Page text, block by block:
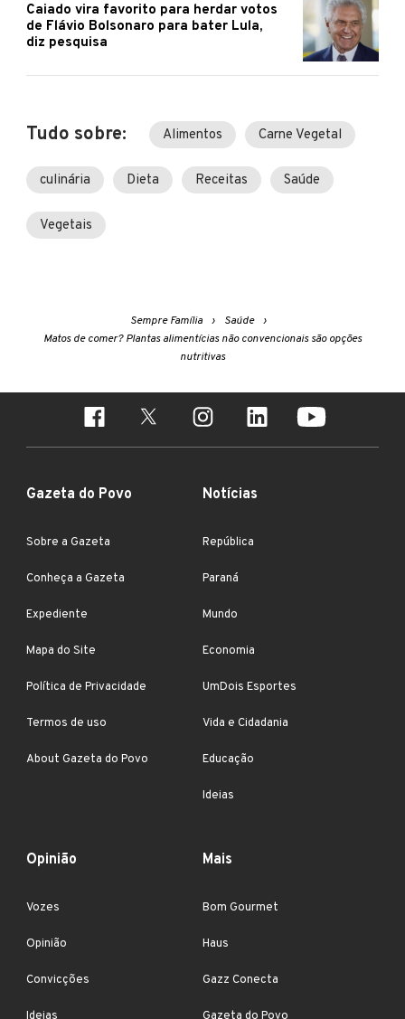
Caiado vira favorito para herdar votos
de Flávio Bolsonaro para bater Lula,
diz pesquisa
Tudo sobre: Alimentos Carne Vegetal
culinária Dieta Receitas Saúde
Vegetais
Sempre Família
Saúde
Matos de comer? Plantas alimentícias não convencionais são opções
nutritivas
Gazeta do Povo
Sobre a Gazeta
Conheça a Gazeta
Expediente
Mapa do Site
Política de Privacidade
Termos de uso
About Gazeta do Povo
Notícias
República
Paraná
Mundo
Economia
UmDois Esportes
Vida e Cidadania
Educação
Ideias
Opinião
Vozes
Opinião
Convicções
Ideias
Mais
Bom Gourmet
Haus
Gazz Conecta
Gazeta do Povo